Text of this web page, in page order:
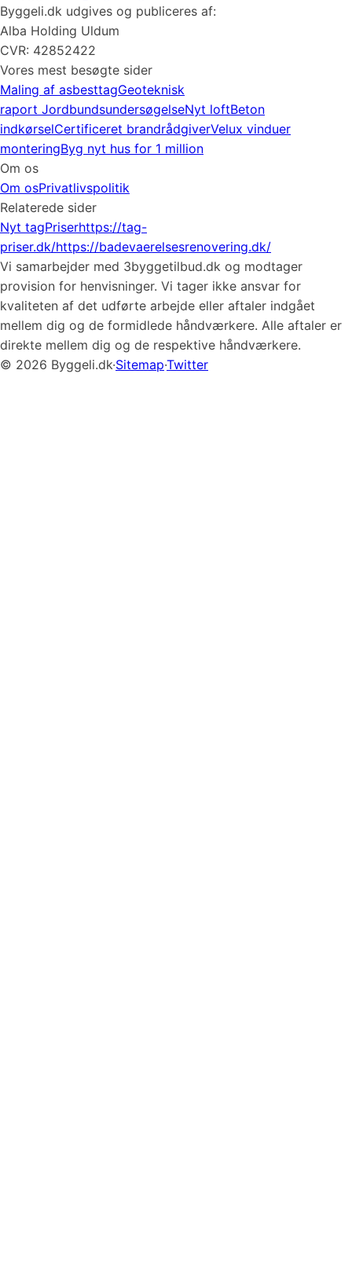
Byggeli.dk udgives og publiceres af:
Alba Holding Uldum
CVR: 42852422
Vores mest besøgte sider
Maling af asbesttagGeoteknisk
raport JordbundsundersøgelseNyt loftBeton
indkørselCertificeret brandrådgiverVelux vinduer
monteringByg nyt hus for 1 million
Om os
Om osPrivatlivspolitik
Relaterede sider
Nyt tagPriserhttps://tag-
priser.dk/https://badevaerelsesrenovering.dk/
Vi samarbejder med 3byggetilbud.dk og modtager
provision for henvisninger. Vi tager ikke ansvar for
kvaliteten af det udførte arbejde eller aftaler indgået
mellem dig og de formidlede håndværkere. Alle aftaler er
direkte mellem dig og de respektive håndværkere.
© 2026 Byggeli.dk·Sitemap·Twitter